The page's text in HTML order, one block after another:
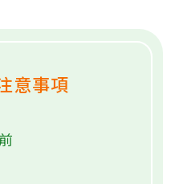
意事項